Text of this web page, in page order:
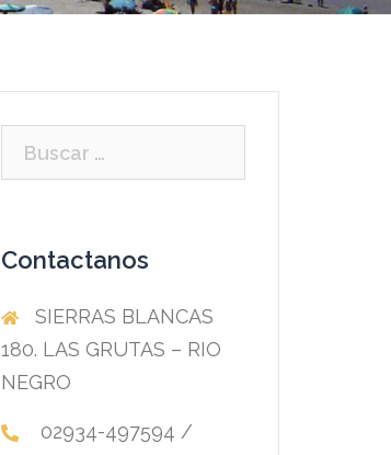
Contactanos
SIERRAS BLANCAS
180. LAS GRUTAS – RIO
NEGRO
02934-497594 /